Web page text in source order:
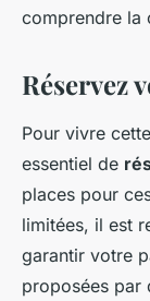
comprendre la
Réservez
Pour vivre
essentiel de
places pour
limitées, il est
garantir votre
proposées par